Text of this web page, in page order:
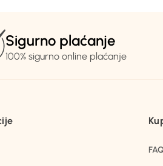
Sigurno plaćanje
100% sigurno online plaćanje